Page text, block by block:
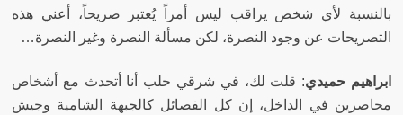
بالنسبة لأي شخص يراقب ليس أمراً يُعتبر صريحاً، أعني هذه
التصريحات عن وجود النصرة، لكن مسألة النصرة وغير النصرة…
ابراهيم حميدي: قلت لك، في شرقي حلب أنا أتحدث مع أشخاص
محاصرين في الداخل، إن كل الفصائل كالجبهة الشامية وجيش